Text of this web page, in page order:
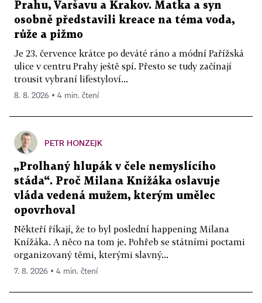
Prahu, Varšavu a Krakov. Matka a syn
osobně představili kreace na téma voda,
růže a pižmo
Je 23. července krátce po deváté ráno a módní Pařížská
ulice v centru Prahy ještě spí. Přesto se tudy začínají
trousit vybraní lifestyloví...
8. 8. 2026 ▪ 4 min. čtení
PETR HONZEJK
„Prolhaný hlupák v čele nemyslícího
stáda“. Proč Milana Knížáka oslavuje
vláda vedená mužem, kterým umělec
opovrhoval
Někteří říkají, že to byl poslední happening Milana
Knížáka. A něco na tom je. Pohřeb se státními poctami
organizovaný těmi, kterými slavný...
7. 8. 2026 ▪ 4 min. čtení